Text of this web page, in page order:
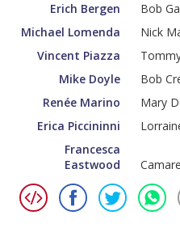
Erich Bergen
Bob
Michael Lomenda
Nick
Vincent Piazza
Mike Doyle
Bob
Renée Marino
Mary
Erica Piccininni
Francesca
Eastwood